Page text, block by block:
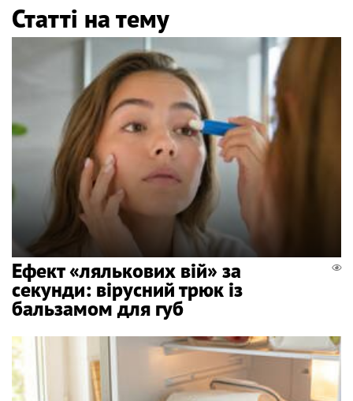
Статті на тему
Ефект «лялькових вій» за
секунди: вірусний трюк із
бальзамом для губ